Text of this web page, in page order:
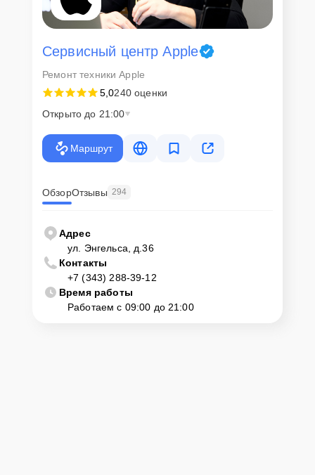
Сервисный центр Apple
Ремонт техники Apple
5,0240 оценки
Открыто до 21:00
Маршрут
ОбзорОтзывы 294
Адрес
ул. Энгельса, д.36
Контакты
+7 (343) 288-39-12
Время работы
Работаем с 09:00 до 21:00